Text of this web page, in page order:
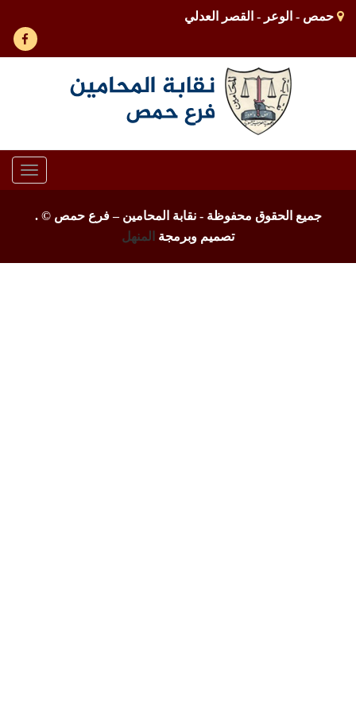
حمص - الوعر - القصر العدلي
جميع الحقوق محفوظة - نقابة المحامين – فرع حمص ©.
تصميم وبرمجة
المنهل